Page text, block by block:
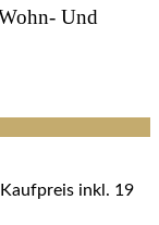
Und
inkl. 19